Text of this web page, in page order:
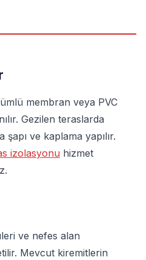
membran veya PVC
Gezilen teraslarda
ve kaplama yapılır.
izolasyonu hizmet
ve nefes alan
Mevcut kiremitlerin